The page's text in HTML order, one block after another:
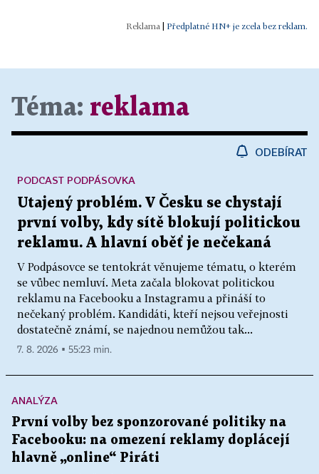
Předplatné HN+ je zcela bez reklam.
Téma: reklama
ODEBÍRAT
Utajený problém. V Česku se chystají
první volby, kdy sítě blokují politickou
reklamu. A hlavní oběť je nečekaná
V Podpásovce se tentokrát věnujeme tématu, o kterém
se vůbec nemluví. Meta začala blokovat politickou
reklamu na Facebooku a Instagramu a přináší to
nečekaný problém. Kandidáti, kteří nejsou veřejnosti
dostatečně známí, se najednou nemůžou tak...
PODCAST PODPÁSOVKA
7. 8. 2026 ▪ 55:23 min.
ANALÝZA
První volby bez sponzorované politiky na
Facebooku: na omezení reklamy doplácejí
hlavně „online“ Piráti